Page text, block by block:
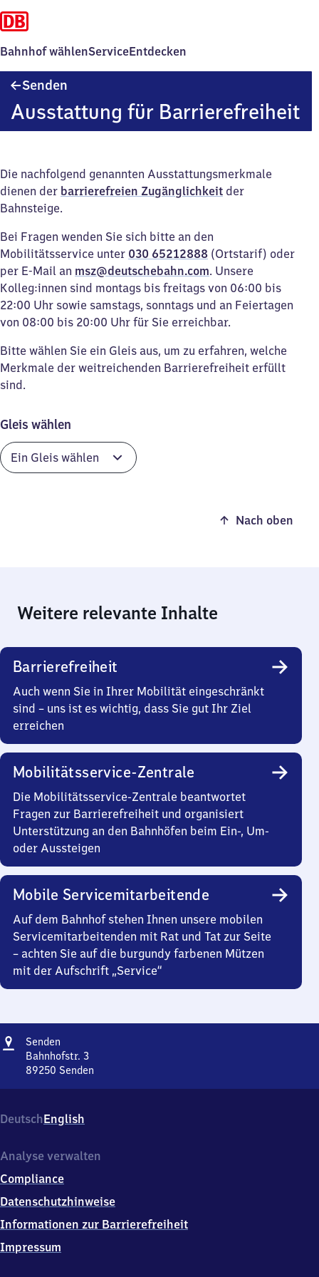
Bahnhof wählenServiceEntdecken
Senden
Ausstattung für Barrierefreiheit
Die nachfolgend genannten Ausstattungsmerkmale
dienen der barrierefreien Zugänglichkeit der
Bahnsteige.
Bei Fragen wenden Sie sich bitte an den
Mobilitätsservice unter 030 65212888 (Ortstarif) oder
per E-Mail an msz@deutschebahn.com. Unsere
Kolleg:innen sind montags bis freitags von 06:00 bis
22:00 Uhr sowie samstags, sonntags und an Feiertagen
von 08:00 bis 20:00 Uhr für Sie erreichbar.
Bitte wählen Sie ein Gleis aus, um zu erfahren, welche
Merkmale der weitreichenden Barrierefreiheit erfüllt
sind.
Gleis wählen
Nach oben
Weitere relevante Inhalte
Barrierefreiheit
Auch wenn Sie in Ihrer Mobilität eingeschränkt
sind – uns ist es wichtig, dass Sie gut Ihr Ziel
erreichen
Mobilitätsservice-Zentrale
Die Mobilitätsservice-Zentrale beantwortet
Fragen zur Barrierefreiheit und organisiert
Unterstützung an den Bahnhöfen beim Ein-, Um-
oder Aussteigen
Mobile Servicemitarbeitende
Auf dem Bahnhof stehen Ihnen unsere mobilen
Servicemitarbeitenden mit Rat und Tat zur Seite
– achten Sie auf die burgundy farbenen Mützen
mit der Aufschrift „Service“
Adresse
Senden
Bahnhofstr. 3
89250 Senden
3,
8
2
0
Senden
DeutschEnglish
Analyse verwalten
Compliance
Datenschutzhinweise
Informationen zur Barrierefreiheit
Impressum